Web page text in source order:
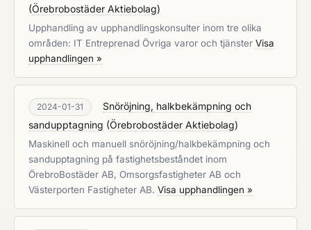
(Örebrobostäder Aktiebolag)
Upphandling av upphandlingskonsulter inom tre olika
områden: IT Entreprenad Övriga varor och tjänster Visa
upphandlingen »
2024-01-31
Snöröjning, halkbekämpning och
sandupptagning (Örebrobostäder Aktiebolag)
Maskinell och manuell snöröjning/halkbekämpning och
sandupptagning på fastighetsbeståndet inom
ÖrebroBostäder AB, Omsorgsfastigheter AB och
Västerporten Fastigheter AB. Visa upphandlingen »